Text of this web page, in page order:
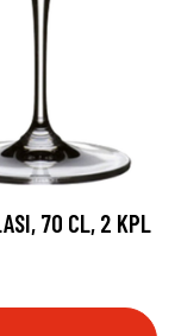
70 CL, 2 KPL